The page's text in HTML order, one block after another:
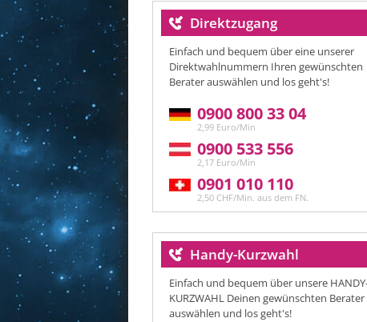
Direktzugang
Einfach und bequem über eine unserer
Direktwahlnummern Ihren gewünschten
Berater auswählen und los geht's!
0900 800 33 04
2,99 Euro/Min
0900 533 556
2,17 Euro/Min
0901 010 110
2,50 CHF/Min. aus dem FN.
Handy-Kurzwahl
Einfach und bequem über unsere
KURZWAHL Deinen gewünschten Berater
auswählen und los geht's!